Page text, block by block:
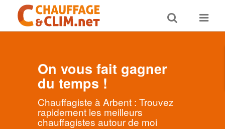
Toggle
search
Toggle
On vous fait gagner
du temps !
Chauffagiste à Arbent : Trouvez
rapidement les meilleurs
chauffagistes autour de moi